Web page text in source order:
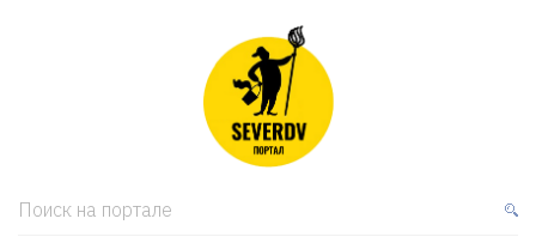
Поиск на портале